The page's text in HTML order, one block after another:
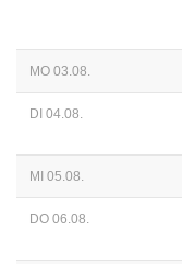
MO 03.08.
DI 04.08.
MI 05.08.
DO 06.08.